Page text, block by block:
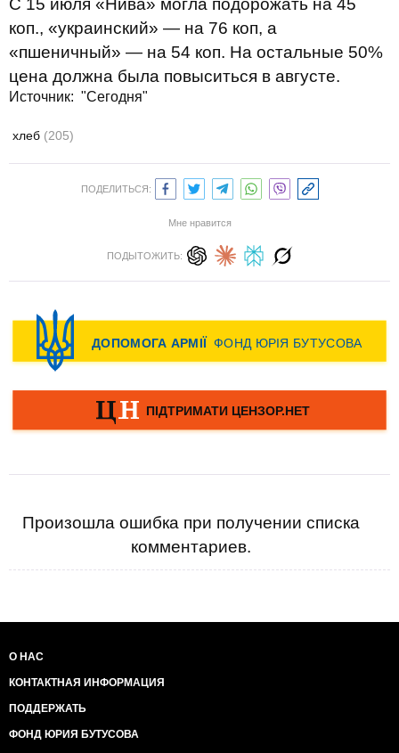
С 15 июля «Нива» могла подорожать на 45
коп., «украинский» — на 76 коп, а
«пшеничный» — на 54 коп. На остальные 50%
цена должна была повыситься в августе.
Источник: "Сегодня"
хлеб (205)
ПОДЕЛИТЬСЯ:
Мне нравится
ПОДЫТОЖИТЬ:
Произошла ошибка при получении списка
комментариев.
О НАС
КОНТАКТНАЯ ИНФОРМАЦИЯ
ПОДДЕРЖАТЬ
ФОНД ЮРИЯ БУТУСОВА